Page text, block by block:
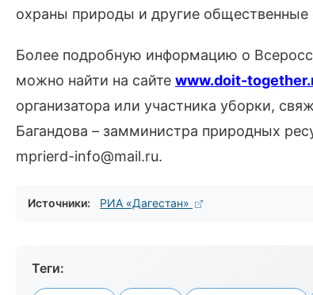
охраны природы и другие общественные
Более подробную информацию о
можно найти на сайте www.doit-
организатора или участника уборки,
Багандова – замминистра природных
mprierd-info@mail.ru.
Источники: РИА «Дагестан»
Теги: